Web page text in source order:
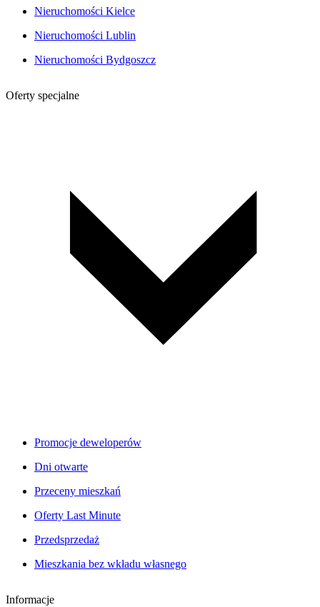
Nieruchomości Kielce
Nieruchomości Lublin
Nieruchomości Bydgoszcz
Oferty specjalne
Promocje deweloperów
Dni otwarte
Przeceny mieszkań
Oferty Last Minute
Przedsprzedaż
Mieszkania bez wkładu własnego
Informacje